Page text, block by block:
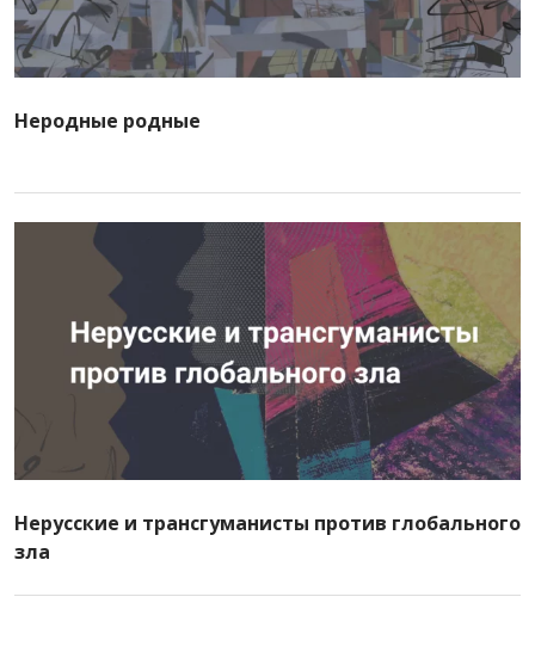
Неродные родные
Нерусские и трансгуманисты против глобального
зла